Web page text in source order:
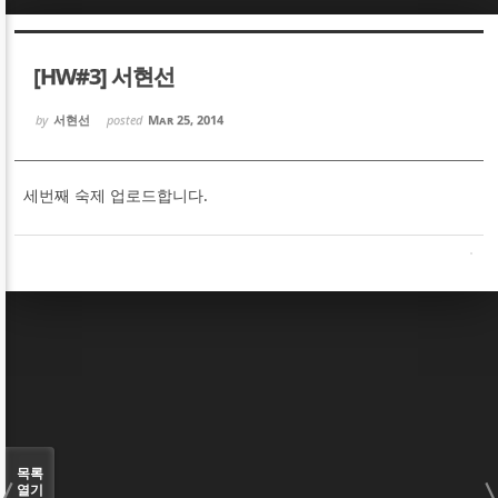
[HW#3] 서현선
by 서현선 posted Mar 25, 2014
세번째 숙제 업로드합니다.
목록
열기
Sketchbook5, 스케치북5
Sketchbook5, 스케치북5
Sketchbook5, 스케치북5
Sketchbook5, 스케치북5